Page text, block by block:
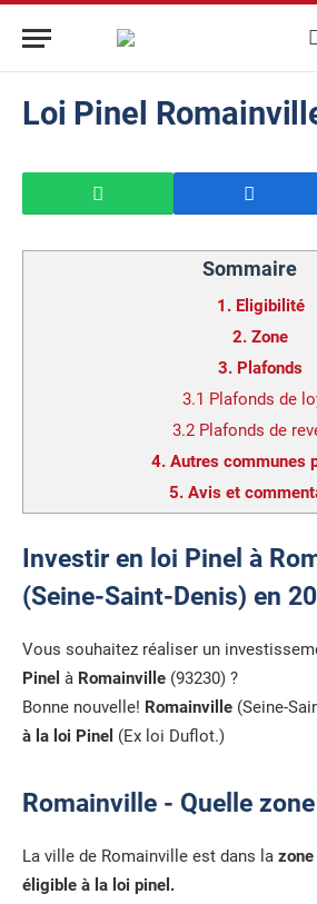
Loi Pinel
Sommaire
1. Eligibilité
2. Zone
3. Plafonds
3.1 Plafonds de
3.2 Plafonds de
4. Autres communes
5. Avis et
Investir en loi Pinel à
(Seine-Saint-Denis) en
Vous souhaitez réaliser un
Pinel à Romainville (93230) ?
Bonne nouvelle! Romainville (Seine-
à la loi Pinel (Ex loi Duflot.)
Romainville - Quelle
La ville de Romainville est dans la
éligible à la loi pinel.